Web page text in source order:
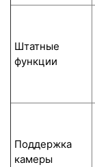
Штатные
функции
Поддержка
камеры